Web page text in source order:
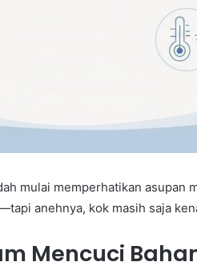
mulai memperhatikan
anehnya, kok masih saja
Mencuci